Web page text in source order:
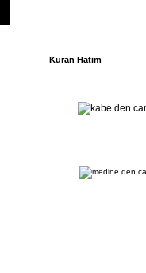
Kuran Hatim